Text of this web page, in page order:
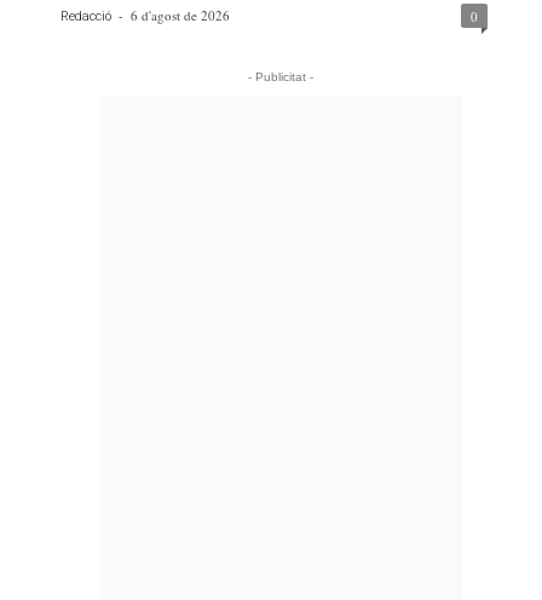
Redacció - 6 d'agost de 2026 0
- Publicitat -